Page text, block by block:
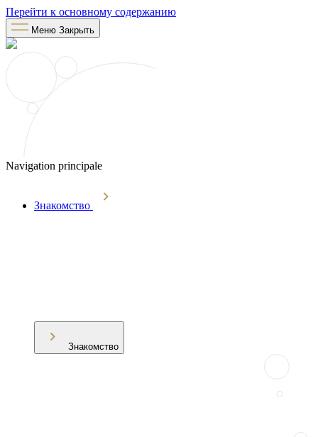
Перейти к основному содержанию
Меню Закрыть
Navigation principale
Знакомство
Знакомство